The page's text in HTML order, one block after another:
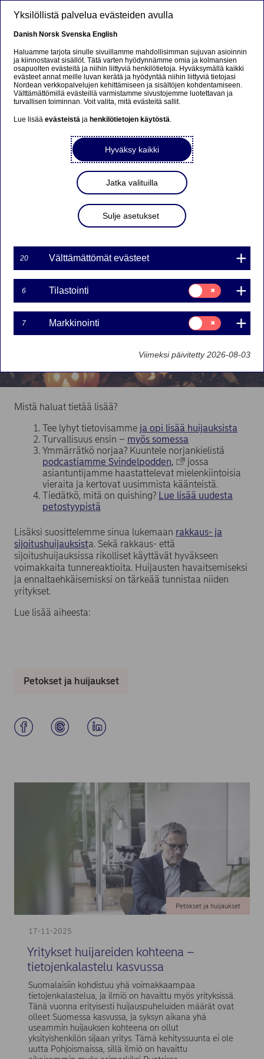
Petokset ja huijaukset
Näin et mene lankaan - pysy
askel edellä huijareita
29-10-2024
Viestimme säännöllisesti huijausten
tunnusmerkeistä ja rikollisten toimintatavoista.
Asiantuntijamme kertovat uusimmista trendeistä
podcasteissa, artikkeleissa ja tietovisoissa.
Mistä haluat tietää lisää?
Tee lyhyt tietovisamme ja opi lisää huijauksista
Turvallisuus ensin – myös somessa
Ymmärrätkö norjaa? Kuuntele norjankielistä
podcastiamme Svindelpodden,
jossa
asiantuntijamme haastattelevat mielenkiintoisia
vieraita ja kertovat uusimmista käänteistä.
Tiedätkö, mitä on quishing? Lue lisää uudesta
petostyypistä
Lisäksi suosittelemme sinua lukemaan rakkaus- ja
sijoitushuijauksista. Sekä rakkaus- että
sijoitushuijauksissa rikolliset käyttävät hyväkseen
voimakkaita tunnereaktioita. Huijausten havaitsemiseksi
ja ennaltaehkäisemisksi on tärkeää tunnistaa niiden
yritykset.
Lue lisää aiheesta:
Petokset ja huijaukset
17-11-2025
Petokset ja huijaukset
Yritykset huijareiden kohteena –
tietojenkalastelu kasvussa
Suomalaisiin kohdistuu yhä voimakkaampaa
tietojenkalastelua, ja ilmiö on havaittu myös yrityksissä.
Tänä vuonna erityisesti huijauspuheluiden määrät ovat
olleet Suomessa kasvussa, ja syksyn aikana yhä
useammin huijauksen kohteena on ollut
yksityishenkilön sijaan yritys. Tämä kehityssuunta ei ole
uutta Pohjoismaissa, sillä ilmiö on havaittu
Yksilöllistä palvelua evästeiden avulla
Danish Norsk Svenska English
Haluamme tarjota sinulle sivuillamme mahdollisimman sujuvan asioinnin
ja kiinnostavat sisällöt. Tätä varten hyödynnämme omia ja kolmansien
osapuolten evästeitä ja niihin liittyviä henkilötietoja. Hyväksymällä kaikki
evästeet annat meille luvan kerätä ja hyödyntää niihin liittyviä tietojasi
Nordean verkkopalvelujen kehittämiseen ja sisältöjen kohdentamiseen.
Välttämättömillä evästeillä varmistamme sivustojemme luotettavan ja
turvallisen toiminnan. Voit valita, mitä evästeitä sallit.
Lue lisääevästeistä ja henkilötietojen käytöstä.
Hyväksy kaikki
Jatka valituilla
Sulje asetukset
20 Välttämättömät evästeet
6 Tilastointi
Suostumusvalinta:
Tilastointi
7 Markkinointi
Suostumusvalinta:
Markkinointi
Viimeksi päivitetty 2026-08-03